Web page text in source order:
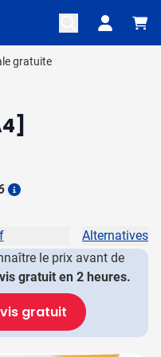
gratuite
Alternatives
le prix avant de
gratuit en 2 heures.
gratuit